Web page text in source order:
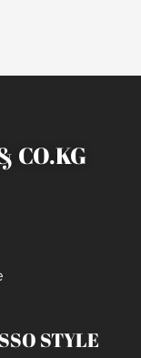
CO.KG
STYLE